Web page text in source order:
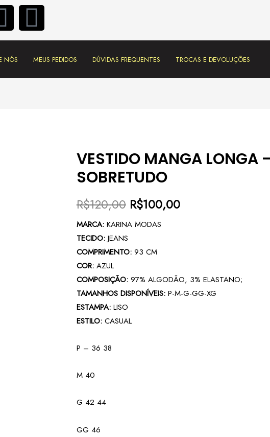
NÓS MEUS PEDIDOS DÚVIDAS FREQUENTES TROCAS E DEVOLUÇÕES
VESTIDO MANGA LONGA
SOBRETUDO
R$120,00 R$100,00
MARCA:KARINA MODAS
TECIDO:JEANS
COMPRIMENTO:93 CM
COR:AZUL
COMPOSIÇÃO:97% ALGODÃO, 3% ELASTANO;
TAMANHOS DISPONÍVEIS:P-M-G-GG-XG
ESTAMPA:LISO
ESTILO:CASUAL
P – 36 38
M 40
G 42 44
GG 46